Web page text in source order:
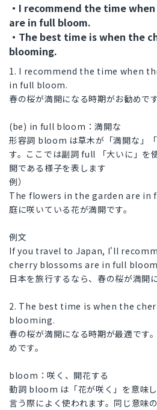
・I recommend the time
are in full bloom.
・The best time is when the
blooming.
1. I recommend the time when
in full bloom.
春の桜が満開になる時期がお勧めです
(be) in full bloom：満開な
形容詞 bloom は草木が「満開な」
す。ここでは副詞 full 「大いに」
開である様子を表します
例）
The flowers in the garden are in
庭に咲いている花が満開です。
例文
If you travel to Japan, I'll
cherry blossoms are in full
日本を旅行するなら、春の桜が満開
2. The best time is when the
blooming.
春の桜が満開になる時期が最適です
めです。
bloom：咲く、開花する
動詞 bloom は「花が咲く」を意味
言う際によく使われます。同じ意味